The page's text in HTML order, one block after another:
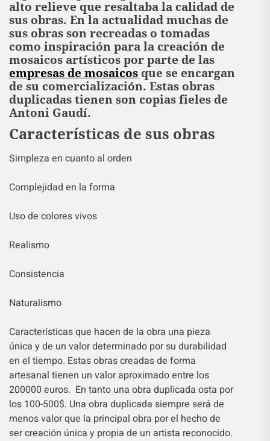
alto relieve que resaltaba la calidad de
sus obras. En la actualidad muchas de
sus obras son recreadas o tomadas
como inspiración para la creación de
mosaicos artísticos por parte de las
empresas de mosaicos que se encargan
de su comercialización. Estas obras
duplicadas tienen son copias fieles de
Antoni Gaudí.
Características de sus obras
Simpleza en cuanto al orden
Complejidad en la forma
Uso de colores vivos
Realismo
Consistencia
Naturalismo
Características que hacen de la obra una pieza
única y de un valor determinado por su durabilidad
en el tiempo. Estas obras creadas de forma
artesanal tienen un valor aproximado entre los
200000 euros. En tanto una obra duplicada osta por
los 100-500$. Una obra duplicada siempre será de
menos valor que la principal obra por el hecho de
ser creación única y propia de un artista reconocido.